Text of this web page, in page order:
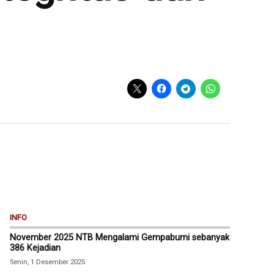
INFO
November 2025 NTB Mengalami Gempabumi sebanyak
386 Kejadian
Senin, 1 Desember 2025